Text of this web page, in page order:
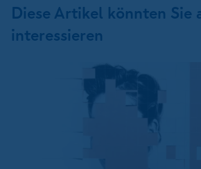
Diese Artikel könnten Sie
interessieren